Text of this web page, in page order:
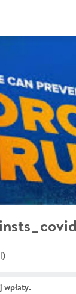
wpłaty.